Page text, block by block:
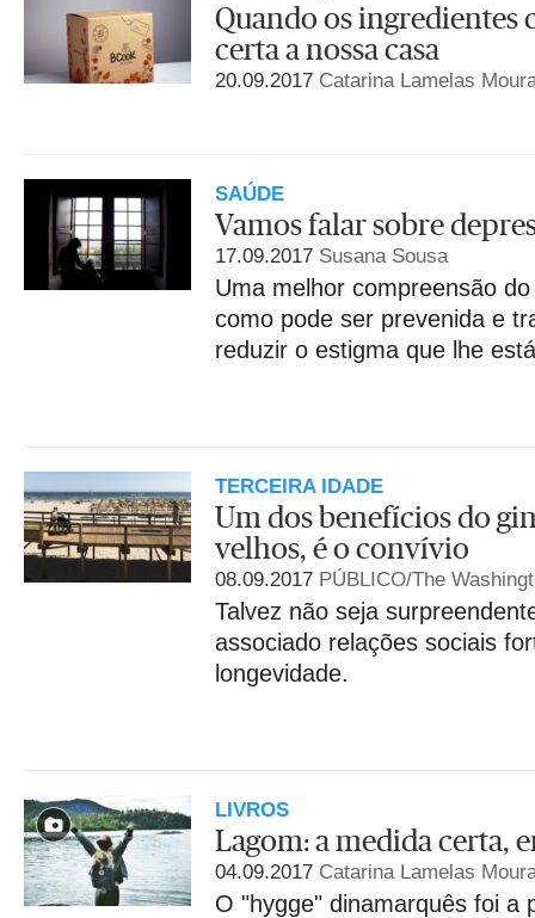
Quando os ingredientes
certa a nossa casa
20.09.2017 Catarina Lamelas
SAÚDE
Vamos falar sobre
17.09.2017 Susana Sousa
Uma melhor compreensão
como pode ser prevenida e
reduzir o estigma que lhe
TERCEIRA IDADE
Um dos benefícios do
velhos, é o convívio
08.09.2017 PÚBLICO/The
Talvez não seja
associado relações sociais
longevidade.
LIVROS
Lagom: a medida certa,
04.09.2017 Catarina Lamelas
O "hygge" dinamarquês foi a